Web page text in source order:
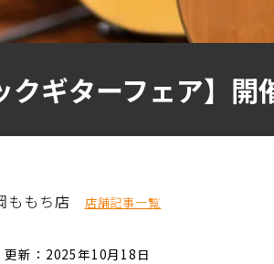
クギターフェア】
ももち店 店舗記事一覧
更新：2025年10月18日